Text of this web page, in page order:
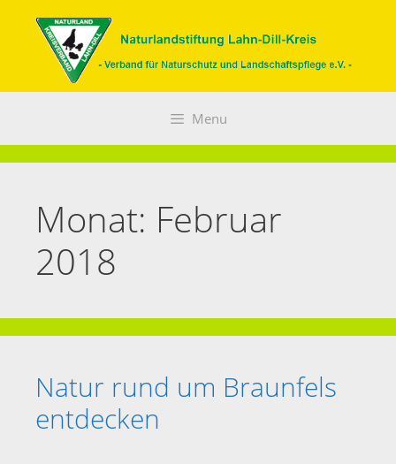
springen
Menu
Monat: Februar
2018
Natur rund um Braunfels
entdecken